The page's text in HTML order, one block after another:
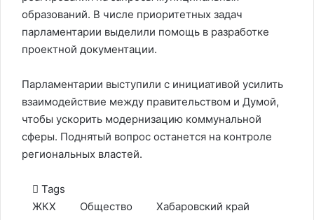
образований. В числе приоритетных задач
парламентарии выделили помощь в разработке
проектной документации.
Парламентарии выступили с инициативой усилить
взаимодействие между правительством и Думой,
чтобы ускорить модернизацию коммунальной
сферы. Поднятый вопрос останется на контроле
региональных властей.
Tags
ЖКХ
Общество Хабаровский край